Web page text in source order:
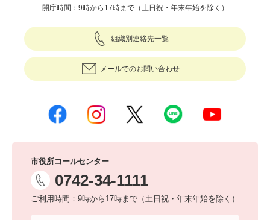
開庁時間：9時から17時まで（土日祝・年末年始を除く）
組織別連絡先一覧
メールでのお問い合わせ
市役所コールセンター
0742-34-1111
ご利用時間：9時から17時まで（土日祝・年末年始を除く）